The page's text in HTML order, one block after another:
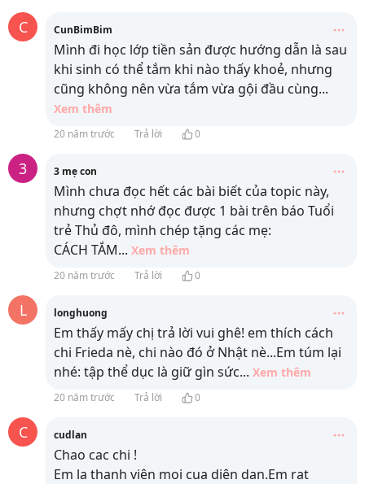
C CunBimBim
Mình đi học lớp tiền sản được hướng dẫn là sau
khi sinh có thể tắm khi nào thấy khoẻ, nhưng
cũng không nên vừa tắm vừa gội đầu cùng...
Xem thêm
20 năm trước Trả lời 0
3 3 mẹ con
Mình chưa đọc hết các bài biết của topic này,
nhưng chợt nhớ đọc được 1 bài trên báo Tuổi
trẻ Thủ đô, mình chép tặng các mẹ:
CÁCH TẮM... Xem thêm
20 năm trước Trả lời 0
L longhuong
Em thấy mấy chị trả lời vui ghê! em thích cách
chi Frieda nè, chi nào đó ở Nhật nè...Em túm lại
nhé: tập thể dục là giữ gìn sức... Xem thêm
20 năm trước Trả lời 0
C cudlan
Chao cac chi !
Em la thanh viên moi cua diên dan.Em rat